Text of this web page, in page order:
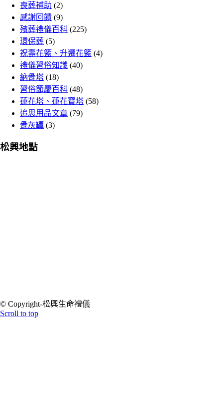
喪葬補助 (2)
感謝回饋 (9)
殯葬禮儀百科 (225)
環保葬 (5)
祝壽花籃、升遷花籃 (4)
禮儀習俗知識 (40)
納骨塔 (18)
習俗節慶百科 (48)
蓮花塔、蓮花寶塔 (58)
追思用品文章 (79)
骨灰罈 (3)
松興地點
© Copyright-松興生命禮儀
Scroll to top